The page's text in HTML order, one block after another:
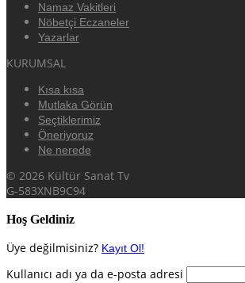
Namaz Vakitleri
Nöbetçi Eczaneler
Yazarlar
KURUMSAL
Kısa kısa
Mutlaka Görün
Seçtiklerimiz
Öneriyoruz
Ne nerede
© 2026 Kültür Sanat Tv
G-583XNB9C94
Hoş Geldiniz
Üye değilmisiniz? Kayıt Ol!
Kullanıcı adı ya da e-posta adresi